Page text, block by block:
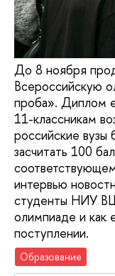
До 8 ноября
Всероссийскую
проба». Диплом
11-классникам
российские вузы
засчитать 100
интервью
студенты НИУ
олимпиаде и как
поступлении.
Образование